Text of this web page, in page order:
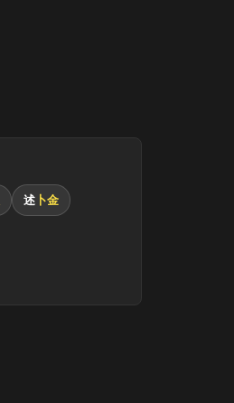
述 卜金